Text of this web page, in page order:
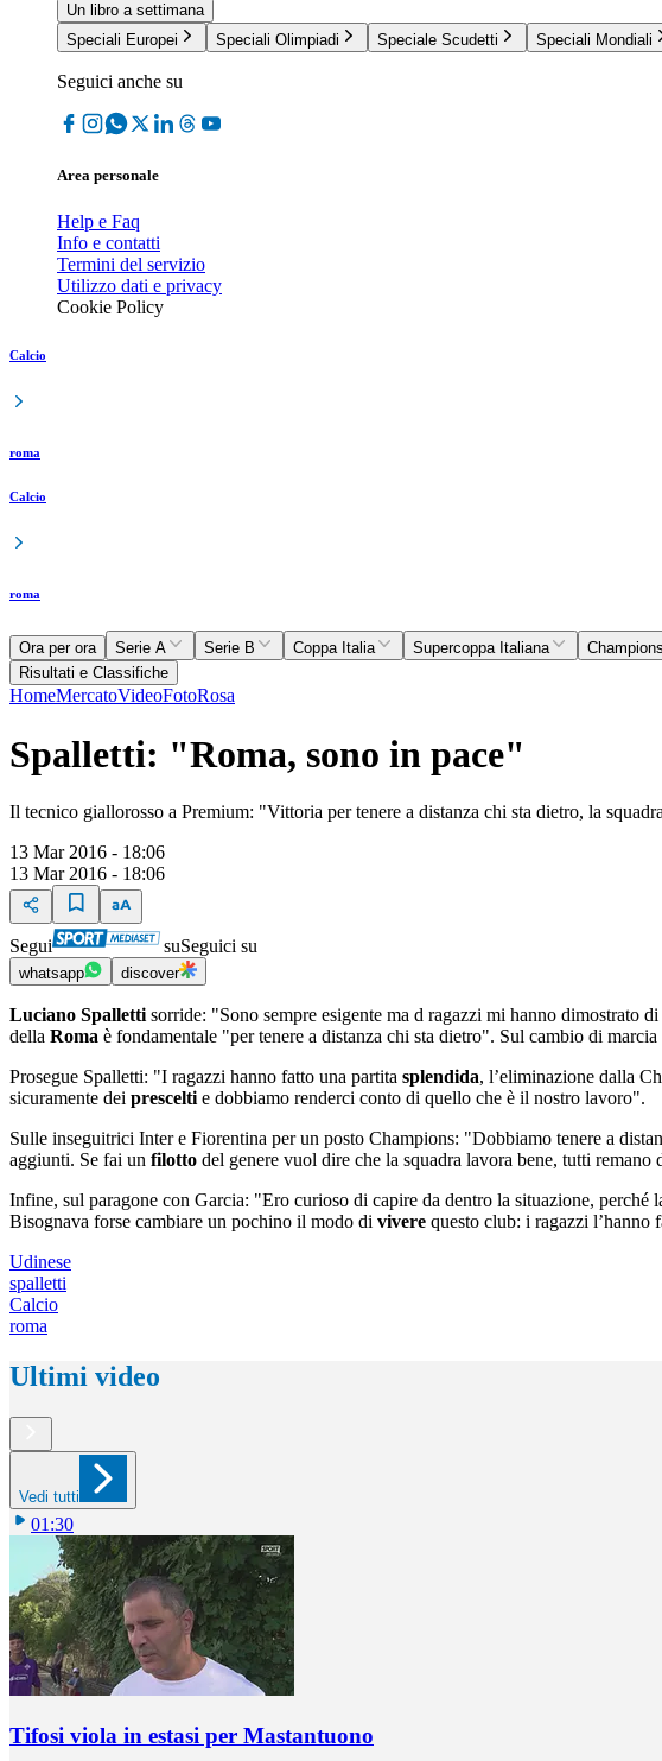
Un libro a settimana
Speciali Europei
Speciali Olimpiadi Speciale Scudetti Speciali Mondiali
Seguici anche su
Area personale
Help e Faq
Info e contatti
Termini del servizio
Utilizzo dati e privacy
Cookie Policy
Calcio
roma
Calcio
roma
Ora per ora Serie A Serie B Coppa Italia Supercoppa Italiana
Risultati e Classifiche
HomeMercatoVideoFotoRosa
Spalletti: "Roma, sono in pace"
Il tecnico giallorosso a Premium: "Vittoria per tenere a distanza chi sta dietro, la
13 Mar 2016 - 18:06
13 Mar 2016 - 18:06
Segui suSeguici su
whatsapp discover
Luciano Spalletti sorride: "Sono sempre esigente ma d ragazzi mi hanno dimostrato
della Roma è fondamentale "per tenere a distanza chi sta dietro". Sul cambio di
Prosegue Spalletti: "I ragazzi hanno fatto una partita splendida, l’eliminazione dalla
sicuramente dei prescelti e dobbiamo renderci conto di quello che è il nostro lavoro".
Sulle inseguitrici Inter e Fiorentina per un posto Champions: "Dobbiamo tenere a
aggiunti. Se fai un filotto del genere vuol dire che la squadra lavora bene, tutti remano
Infine, sul paragone con Garcia: "Ero curioso di capire da dentro la situazione, perché
Bisognava forse cambiare un pochino il modo di vivere questo club: i ragazzi l’hanno
Udinese
spalletti
Calcio
roma
Ultimi video
Vedi tutti
01:30
Tifosi viola in estasi per Mastantuono